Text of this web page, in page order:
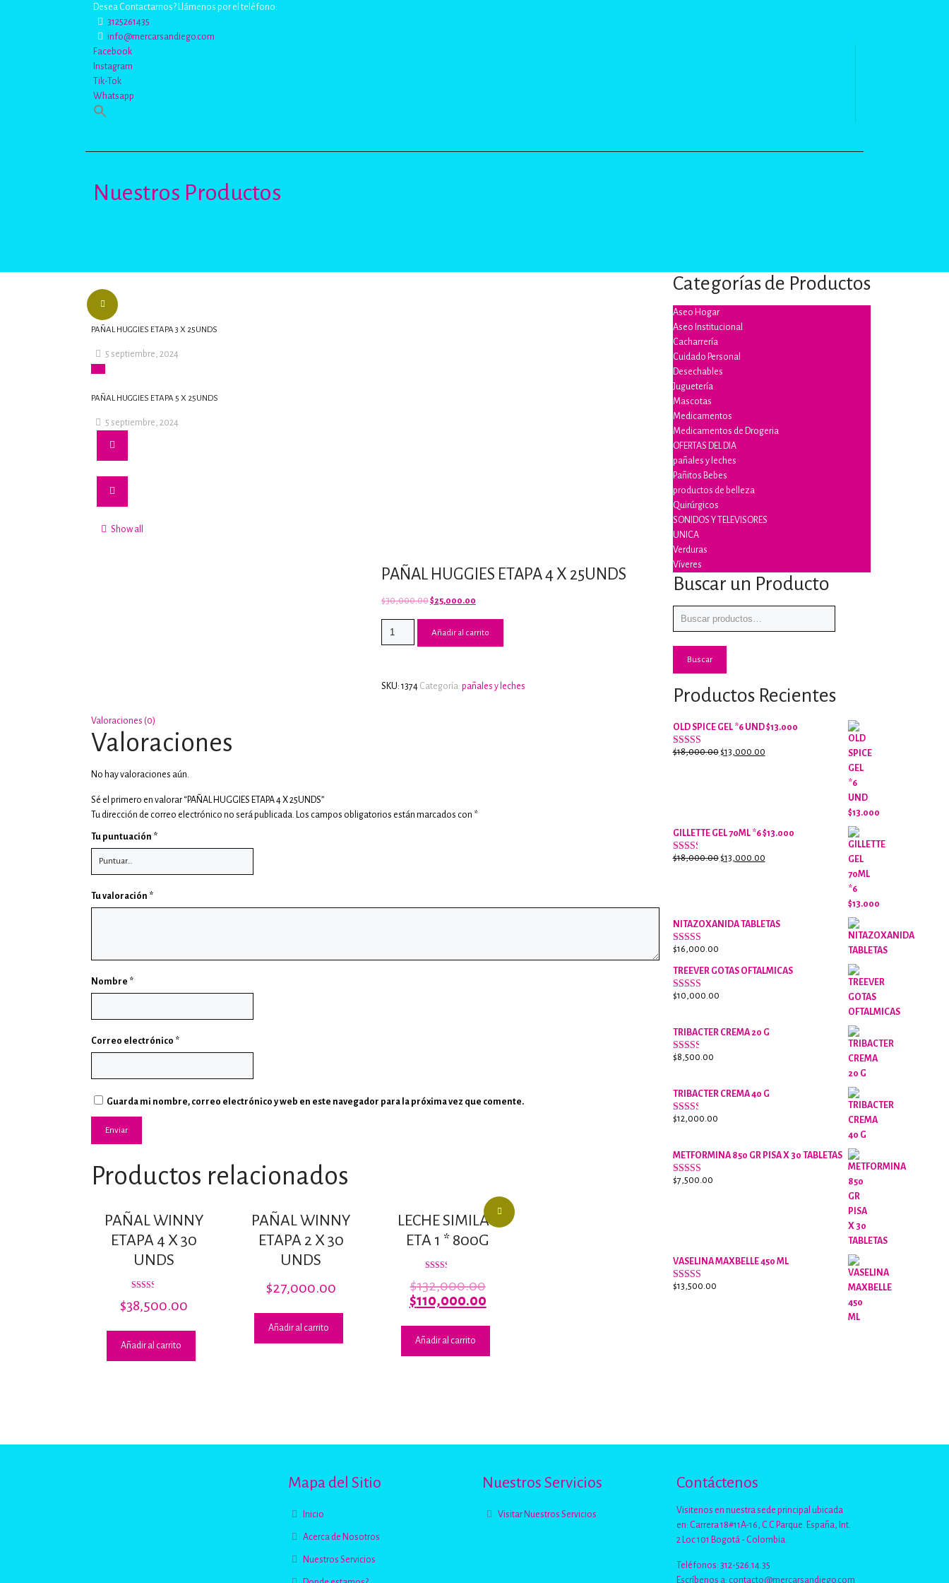
Desea Contactarnos? Llámenos por el teléfono:
3125261435
info@mercarsandiego.com
Facebook
Instagram
Tik-Tok
Whatsapp
Nuestros Productos
PAÑAL HUGGIES ETAPA 3 X 25UNDS
5 septiembre, 2024
PAÑAL HUGGIES ETAPA 5 X 25UNDS
5 septiembre, 2024
Show all
PAÑAL HUGGIES ETAPA 4 X 25UNDS
$30,000.00El
original
era:
$25,000.00El
actual
es:
X
Añadir al carrito
SKU: 1374 Categoría: pañales y leches
Valoraciones (0)
Valoraciones
No hay valoraciones aún.
Sé el primero en valorar “PAÑAL HUGGIES ETAPA 4 X 25UNDS”
Tu dirección de correo electrónico no será publicada. Los campos obligatorios están marcados con *
Tu puntuación *
Tu valoración *
Nombre *
Correo electrónico *
Guarda mi nombre, correo electrónico y web en este navegador para la próxima vez que comente.
Productos relacionados
PAÑAL WINNY
ETAPA 4 X 30
UNDS
con
2.47
$38,500.00
Añadir al carrito
PAÑAL WINNY
ETAPA 2 X 30
UNDS
$27,000.00
Añadir al carrito
LECHE SIMILAC
ETA 1 * 800G
con
2.42
de 5
$132,000.00El
precio
era:
$110,000.00El
actual
$110,000.00.
Añadir al carrito
Categorías de Productos
Aseo Hogar
Aseo Institucional
Cacharrería
Cuidado Personal
Desechables
Juguetería
Mascotas
Medicamentos
Medicamentos de Drogeria
OFERTAS DEL DIA
pañales y leches
Pañitos Bebes
productos de belleza
Quirúrgicos
SONIDOS Y TELEVISORES
UNICA
Verduras
Víveres
Buscar un Producto
Buscar
Productos Recientes
OLD SPICE GEL *6 UND $13.000
Valorado
$18,000.00 El
$13,000.00El
GILLETTE GEL 70ML *6 $13.000
Valorado
$18,000.00 El
$13,000.00El
NITAZOXANIDA TABLETAS
Valorado
2.61
de 5
$16,000.00
TREEVER GOTAS OFTALMICAS
Valorado
5
$10,000.00
TRIBACTER CREMA 20 G
Valorado
de 5
$8,500.00
TRIBACTER CREMA 40 G
Valorado
de 5
$12,000.00
METFORMINA 850 GR PISA X 30 TABLETAS
Valorado
$7,500.00
VASELINA MAXBELLE 450 ML
Valorado
$13,500.00
Mapa del Sitio
Inicio
Acerca de Nosotros
Nuestros Servicios
Nuestros Servicios
Visitar Nuestros Servicios
Contáctenos
Visitenos en nuestra sede principal ubicada
en: Carrera 18#11A-16, C.C Parque. España, Int.
2 Loc 101 Bogotá - Colombia.
Teléfonos: 312-526.14.35
Escríbenos a: contacto@mercarsandiego.com